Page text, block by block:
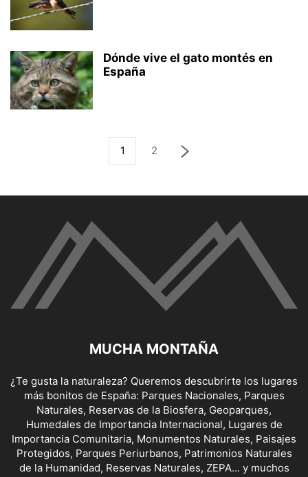
Dónde vive el gato montés en
España
1 2
MUCHA MONTAÑA
¿Te gusta la naturaleza? Queremos descubrirte los lugares
más bonitos de España: Parques Nacionales, Parques
Naturales, Reservas de la Biosfera, Geoparques,
Humedales de Importancia Internacional, Lugares de
Importancia Comunitaria, Monumentos Naturales, Paisajes
Protegidos, Parques Periurbanos, Patrimonios Naturales
de la Humanidad, Reservas Naturales, ZEPA... y muchos